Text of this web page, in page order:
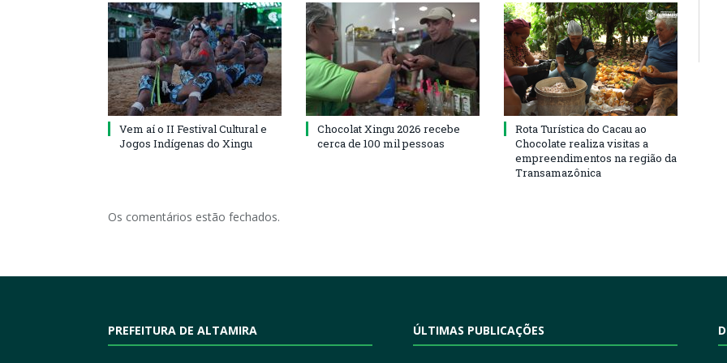
Vem aí o II Festival Cultural e
Jogos Indígenas do Xingu
Chocolat Xingu 2026 recebe
cerca de 100 mil pessoas
Rota Turística do Cacau ao
Chocolate realiza visitas a
empreendimentos na região da
Transamazônica
Os comentários estão fechados.
PREFEITURA DE ALTAMIRA ÚLTIMAS PUBLICAÇÕES